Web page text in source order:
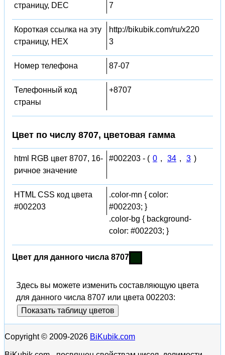
страницу, DEC
7
Короткая ссылка на эту
страницу, HEX
http://bikubik.com/ru/x220
3
Номер телефона 87-07
Телефонный код
страны
+8707
Цвет по числу 8707, цветовая гамма
html RGB цвет 8707, 16-
ричное значение
#002203 - ( 0 , 34 , 3 )
HTML CSS код цвета
#002203
.color-mn { color:
#002203; }
.color-bg { background-
color: #002203; }
Цвет для данного числа 8707
Здесь вы можете изменить составляющую цвета
для данного числа 8707 или цвета 002203:
Показать таблицу цветов
Copyright © 2009-2026 BiKubik.com